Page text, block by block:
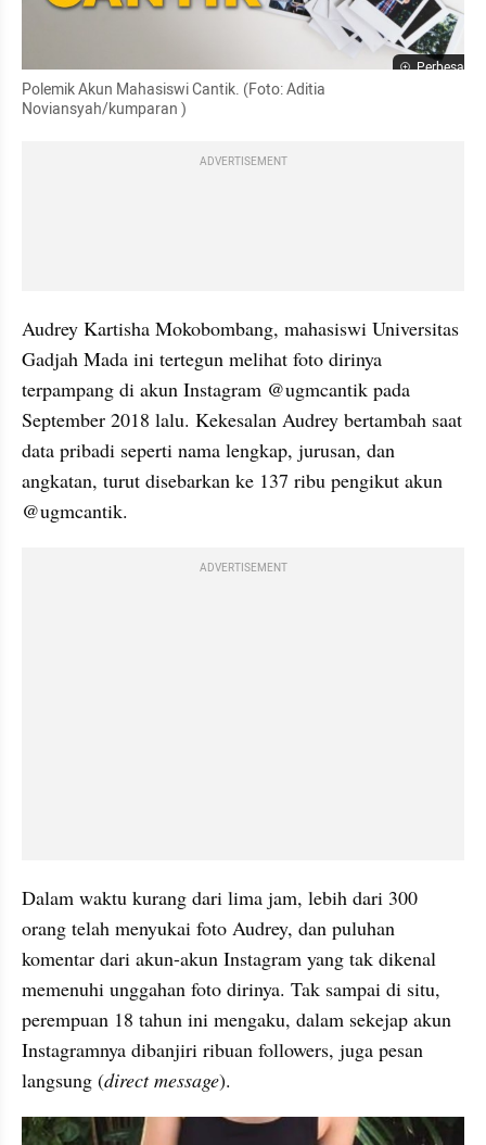
Perbesar
Polemik Akun Mahasiswi Cantik. (Foto: Aditia
Noviansyah/kumparan )
ADVERTISEMENT
Audrey Kartisha Mokobombang, mahasiswi Universitas
Gadjah Mada ini tertegun melihat foto dirinya
terpampang di akun Instagram @ugmcantik pada
September 2018 lalu. Kekesalan Audrey bertambah saat
data pribadi seperti nama lengkap, jurusan, dan
angkatan, turut disebarkan ke 137 ribu pengikut akun
@ugmcantik.
ADVERTISEMENT
Dalam waktu kurang dari lima jam, lebih dari 300
orang telah menyukai foto Audrey, dan puluhan
komentar dari akun-akun Instagram yang tak dikenal
memenuhi unggahan foto dirinya. Tak sampai di situ,
perempuan 18 tahun ini mengaku, dalam sekejap akun
Instagramnya dibanjiri ribuan followers, juga pesan
langsung (direct message).